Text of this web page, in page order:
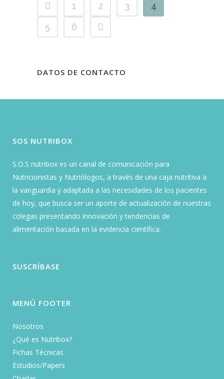
1 2 3
4
5
6
DATOS DE CONTACTO
SOS NUTRIBOX
S.O.S nutribox es un canal de comunicación para
Nutricionistas y Nutriólogos, a través de una caja nutritiva a
la vanguardia y adaptada a las necesidades de los pacientes
de hoy, que busca ser un aporte de actualización de nuestras
colegas presentando innovación y tendencias de
alimentación basada en la evidencia científica.
SUSCRÍBASE
MENÚ FOOTER
Nosotros
¿Qué es Nutribox?
Fichas Técnicas
Estudios/Papers